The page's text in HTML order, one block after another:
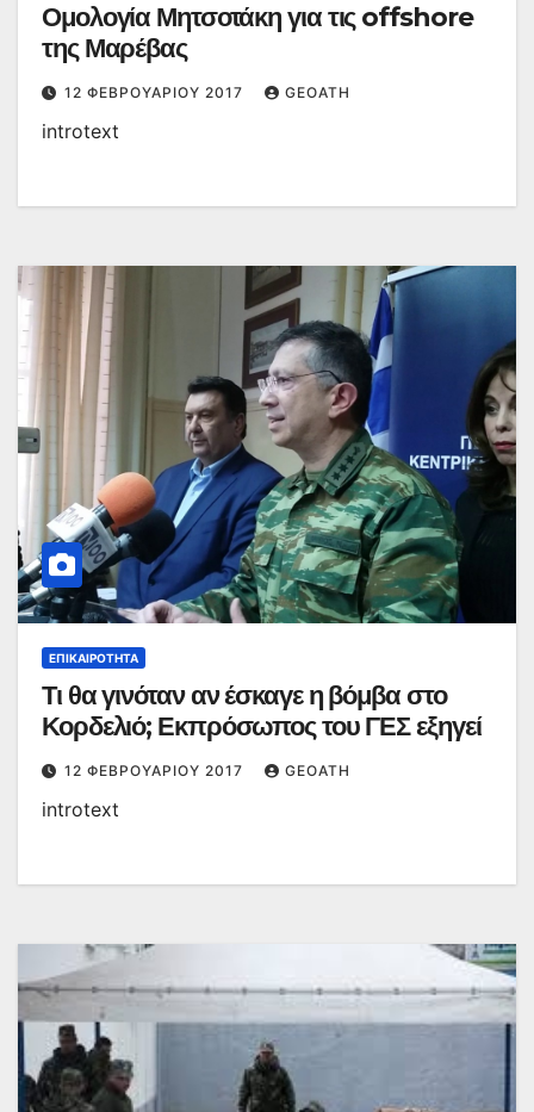
Ομολογία Μητσοτάκη για τις offshore
της Μαρέβας
12 ΦΕΒΡΟΥΑΡΊΟΥ 2017 GEOATH
introtext
ΕΠΙΚΑΙΡΌΤΗΤΑ
Τι θα γινόταν αν έσκαγε η βόμβα στο
Κορδελιό; Εκπρόσωπος του ΓΕΣ εξηγεί
12 ΦΕΒΡΟΥΑΡΊΟΥ 2017 GEOATH
introtext